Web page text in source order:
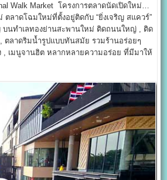
Walk Market โครงการตลาดนัดเปิดใหม่…
ตลาดโฉมใหม่ที่ตั้งอยู่ติดกับ “ยิ่งเจริญ สแควร์”
บนทำเลทองย่านสะพานใหม่ ติดถนนใหญ่ , ติด
ตลาดริมน้ำรูปแบบทันสมัย รวมร้านอร่อยๆ
, เมนูจานฮิต หลากหลายความอร่อย ที่มีมาให้